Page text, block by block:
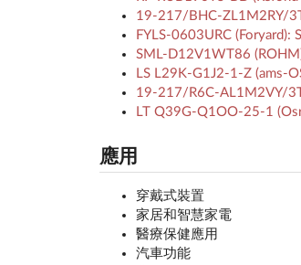
19-217/BHC-ZL1M2RY/
FYLS-0603URC
SML-D12V1WT86
LS L29K-G1J2-1-Z (ams-
19-217/R6C-AL1M2VY/
LT Q39G-Q1OO-25-1
應用
穿戴式裝置
家居和智慧家電
醫療保健應用
汽車功能